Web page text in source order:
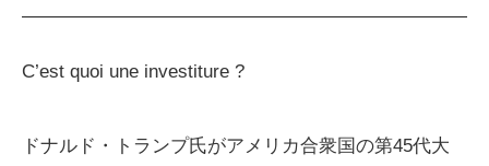
C’est quoi une investiture ?
ドナルド・トランプ氏がアメリカ合衆国の第45代大